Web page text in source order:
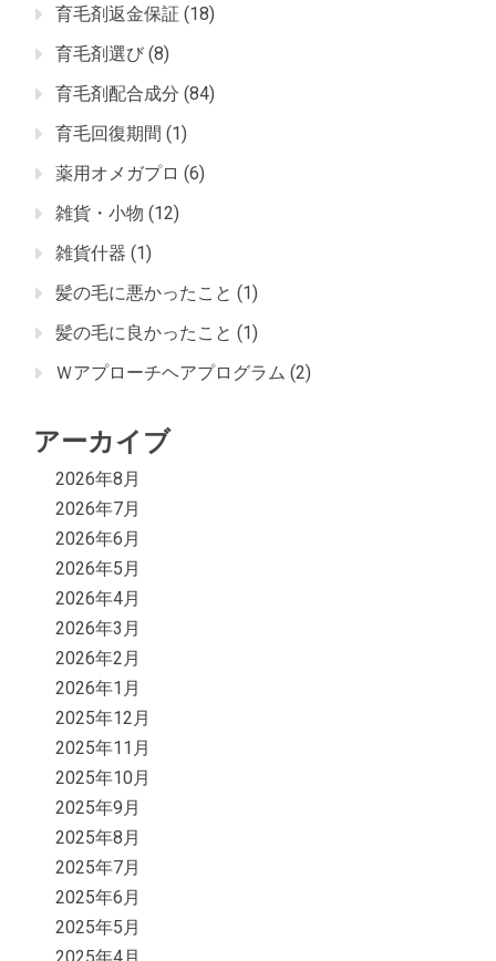
育毛剤返金保証 (18)
育毛剤選び (8)
育毛剤配合成分 (84)
育毛回復期間 (1)
薬用オメガプロ (6)
雑貨・小物 (12)
雑貨什器 (1)
髪の毛に悪かったこと (1)
髪の毛に良かったこと (1)
Ｗアプローチヘアプログラム (2)
アーカイブ
2026年8月
2026年7月
2026年6月
2026年5月
2026年4月
2026年3月
2026年2月
2026年1月
2025年12月
2025年11月
2025年10月
2025年9月
2025年8月
2025年7月
2025年6月
2025年5月